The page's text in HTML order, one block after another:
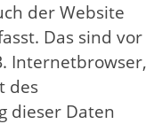
der Website
Das sind vor
Internetbrowser,
des
dieser Daten